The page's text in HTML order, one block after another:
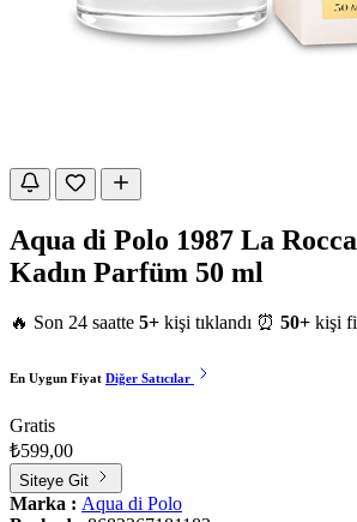
Aqua di Polo 1987 La
Kadın Parfüm 50 ml
🔥 Son 24 saatte 5+ kişi tıklandı ⏰ 50+ kişi
En Uygun Fiyat Diğer Satıcılar
Gratis
₺599,00
Siteye Git
Marka : Aqua di Polo